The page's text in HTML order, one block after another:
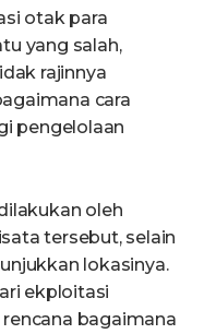
otak para
yang salah,
rajinnya
cara
pengelolaan
oleh
tersebut, selain
lokasinya.
ekploitasi
bagaimana